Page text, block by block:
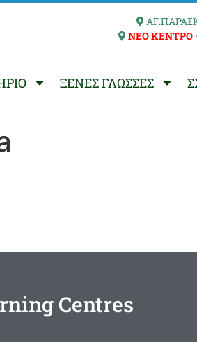
ΝΕΟ ΚΕΝΤΡΟ
ΞΕΝΕΣ ΓΛΩΣΣΕΣ
Centres